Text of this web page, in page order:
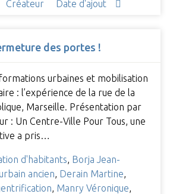
Créateur Date d'ajout
des portes !
urbaines et mobilisation
: l’expérience de la rue de la
Marseille. Présentation par
: Un Centre-Ville Pour Tous, une
a pris…
d'habitants Borja Jean-
ancien Derain Martine
Manry Véronique